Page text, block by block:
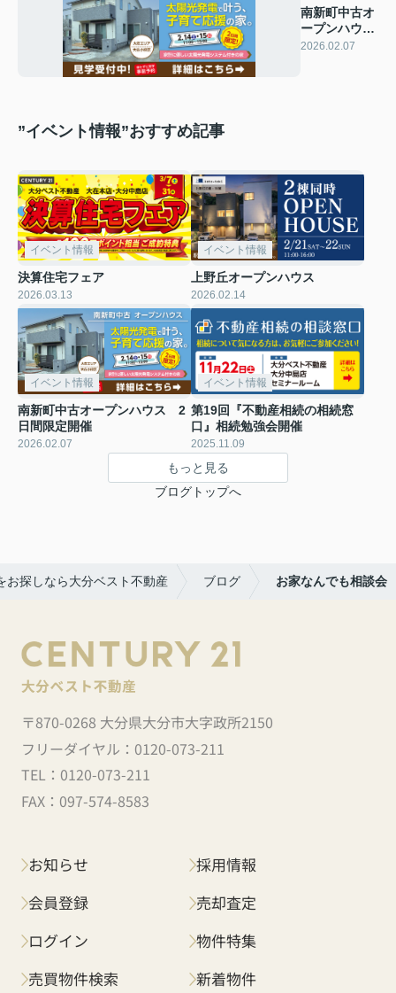
南新町中古オ
ープンハウ
ス 2日間限
2026.02.07
”イベント情報”おすすめ記事
イベント情報
決算住宅フェア
2026.03.13
イベント情報
上野丘オープンハウス
2026.02.14
イベント情報
南新町中古オープンハウス 2
日間限定開催
2026.02.07
イベント情報
第19回『不動産相続の相続窓
口』相続勉強会開催
2025.11.09
もっと見る
ブログトップへ
お探しなら大分ベスト不動産 ブログ お家なんでも相談会
〒870-0268 大分県大分市大字政所2150
フリーダイヤル： 0120-073-211
TEL： 0120-073-211
FAX： 097-574-8583
お知らせ
会員登録
ログイン
売買物件検索
採用情報
売却査定
物件特集
新着物件